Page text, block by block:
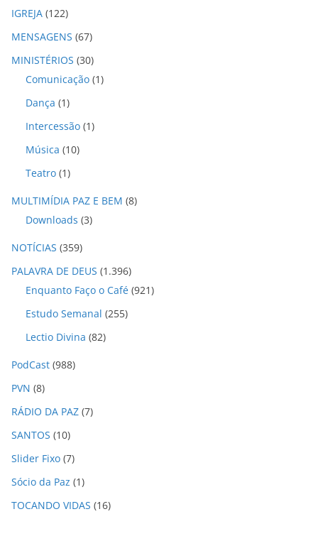
IGREJA (122)
MENSAGENS (67)
MINISTÉRIOS (30)
Comunicação (1)
Dança (1)
Intercessão (1)
Música (10)
Teatro (1)
MULTIMÍDIA PAZ E BEM (8)
Downloads (3)
NOTÍCIAS (359)
PALAVRA DE DEUS (1.396)
Enquanto Faço o Café (921)
Estudo Semanal (255)
Lectio Divina (82)
PodCast (988)
PVN (8)
RÁDIO DA PAZ (7)
SANTOS (10)
Slider Fixo (7)
Sócio da Paz (1)
TOCANDO VIDAS (16)